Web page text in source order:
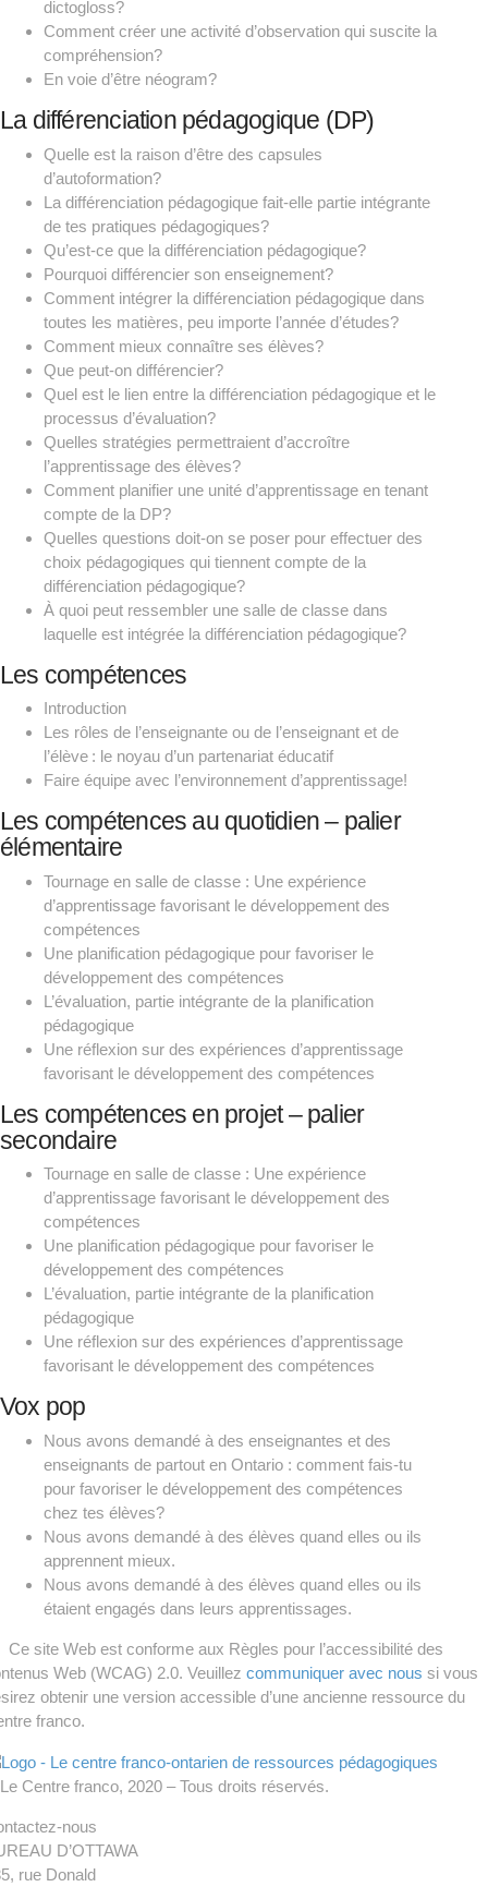
dictogloss?
Comment créer une activité d’observation qui suscite la
compréhension?
En voie d’être néogram?
La différenciation pédagogique (DP)
Quelle est la raison d’être des capsules
d’autoformation?
La différenciation pédagogique fait-elle partie intégrante
de tes pratiques pédagogiques?
Qu’est-ce que la différenciation pédagogique?
Pourquoi différencier son enseignement?
Comment intégrer la différenciation pédagogique dans
toutes les matières, peu importe l’année d’études?
Comment mieux connaître ses élèves?
Que peut-on différencier?
Quel est le lien entre la différenciation pédagogique et le
processus d’évaluation?
Quelles stratégies permettraient d’accroître
l’apprentissage des élèves?
Comment planifier une unité d’apprentissage en tenant
compte de la DP?
Quelles questions doit-on se poser pour effectuer des
choix pédagogiques qui tiennent compte de la
différenciation pédagogique?
À quoi peut ressembler une salle de classe dans
laquelle est intégrée la différenciation pédagogique?
Les compétences
Introduction
Les rôles de l’enseignante ou de l’enseignant et de
l’élève : le noyau d’un partenariat éducatif
Faire équipe avec l’environnement d’apprentissage!
Les compétences au quotidien – palier
élémentaire
Tournage en salle de classe : Une expérience
d’apprentissage favorisant le développement des
compétences
Une planification pédagogique pour favoriser le
développement des compétences
L’évaluation, partie intégrante de la planification
pédagogique
Une réflexion sur des expériences d’apprentissage
favorisant le développement des compétences
Les compétences en projet – palier
secondaire
Tournage en salle de classe : Une expérience
d’apprentissage favorisant le développement des
compétences
Une planification pédagogique pour favoriser le
développement des compétences
L’évaluation, partie intégrante de la planification
pédagogique
Une réflexion sur des expériences d’apprentissage
favorisant le développement des compétences
Vox pop
Nous avons demandé à des enseignantes et des
enseignants de partout en Ontario : comment fais-tu
pour favoriser le développement des compétences
chez tes élèves?
Nous avons demandé à des élèves quand elles ou ils
apprennent mieux.
Nous avons demandé à des élèves quand elles ou ils
étaient engagés dans leurs apprentissages.
Ce site Web est conforme aux Règles pour l’accessibilité des
Web (WCAG) 2.0. Veuillez communiquer avec nous si vous
obtenir une version accessible d’une ancienne ressource du
franco.
Centre franco, 2020 – Tous droits réservés.
nous
D’OTTAWA
rue Donald